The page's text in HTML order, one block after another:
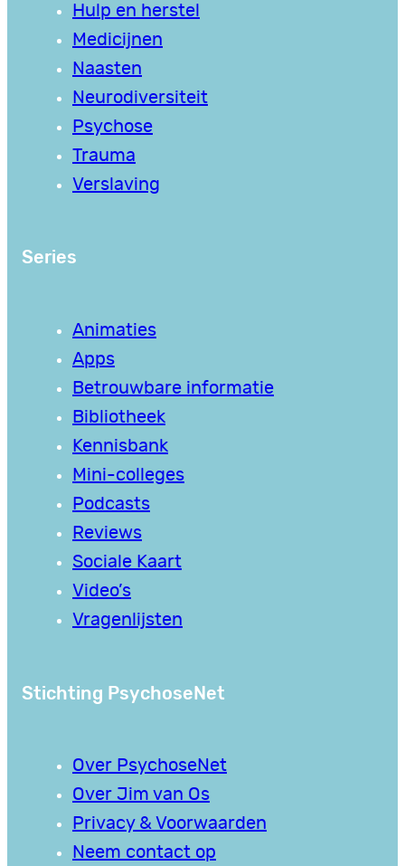
Hulp en herstel
Medicijnen
Naasten
Neurodiversiteit
Psychose
Trauma
Verslaving
Series
Animaties
Apps
Betrouwbare informatie
Bibliotheek
Kennisbank
Mini-colleges
Podcasts
Reviews
Sociale Kaart
Video’s
Vragenlijsten
Stichting PsychoseNet
Over PsychoseNet
Over Jim van Os
Privacy & Voorwaarden
Neem contact op